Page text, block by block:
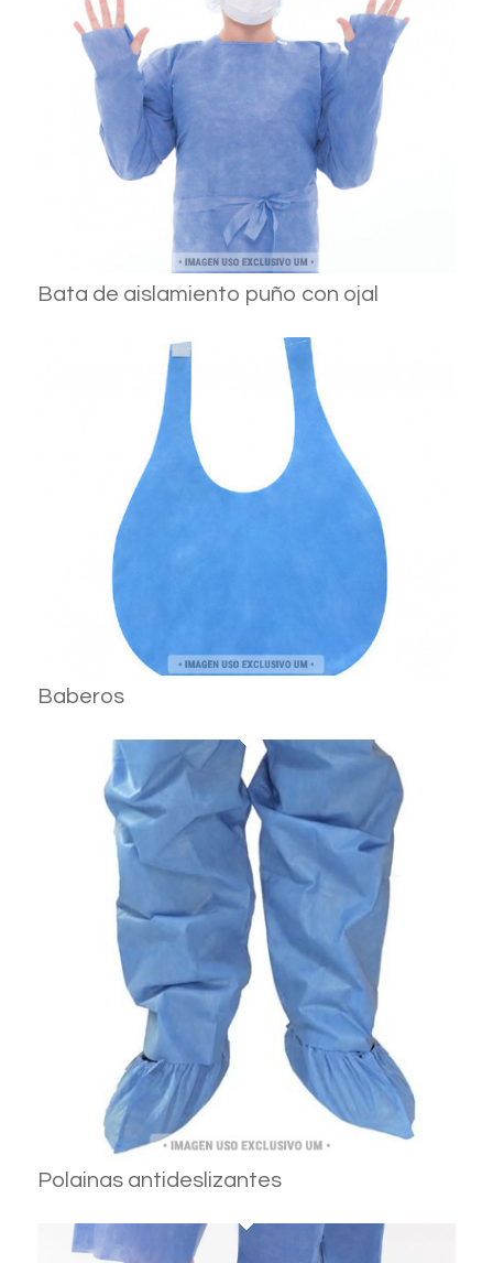
Bata de aislamiento puño con ojal
Baberos
Polainas antideslizantes